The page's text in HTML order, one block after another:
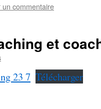
un commentaire
et
23 7 Télécharger